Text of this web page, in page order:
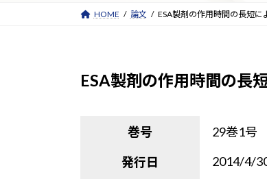
HOME 論文 ESA製剤の作用時間の長短に
ESA製剤の作用時間の長
巻号
29巻1号
発行日
2014/4/